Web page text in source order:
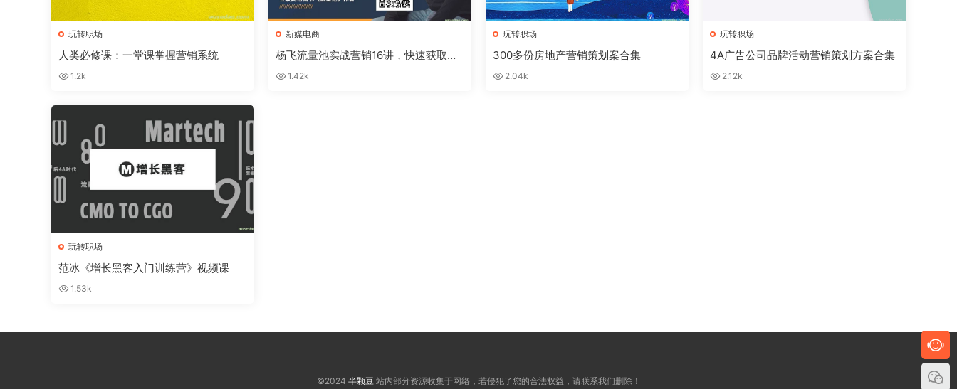
玩转职场
人类必修课：一堂课掌握营销系统
1.2k
新媒电商
杨飞流量池实战营销16讲，快速获取流
量 1.42k
玩转职场
300多份房地产营销策划案合集
2.04k
玩转职场
4A广告公司品牌活动营销策划方案合集
2.12k
玩转职场
范冰《增长黑客入门训练营》视频课
1.53k
©2024 半颗豆站内部分资源收集于网络，若侵犯了您的合法权益，请联系我们删除！